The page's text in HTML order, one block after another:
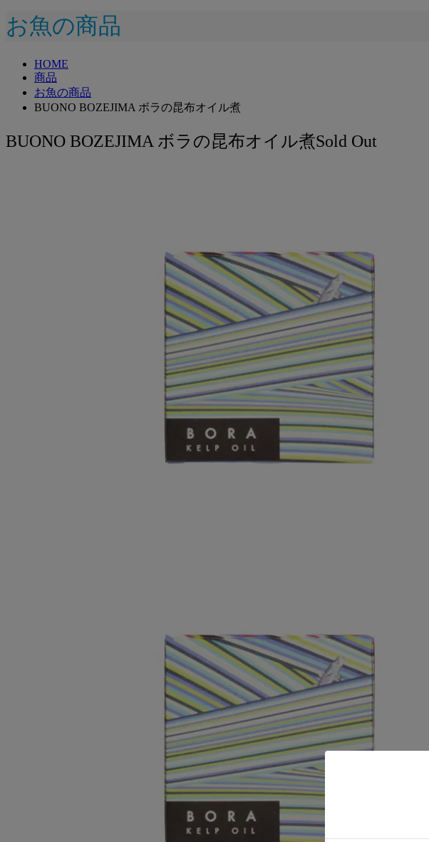
お魚の商品
HOME
商品
お魚の商品
BUONO BOZEJIMA ボラの昆布オイル煮
BUONO BOZEJIMA ボラの昆布オイル煮Sold Out